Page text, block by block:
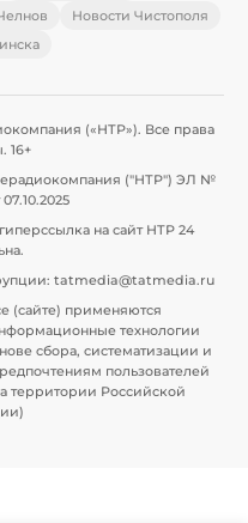
Новости Чистополя
(«НТР»). Все права
16+
("НТР") ЭЛ №
на сайт НТР 24
tatmedia@tatmedia.ru
(сайте) применяются
технологии
сбора, систематизации и
пользователей
территории Российской